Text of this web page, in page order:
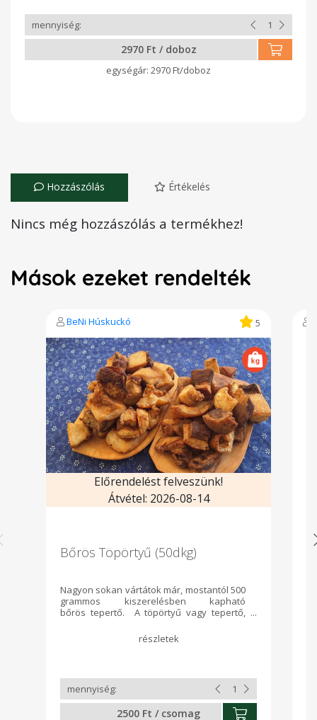
2970 Ft / doboz
2970 Ft/doboz
Hozzászólás Értékelés
Nincs még hozzászólás a termékhez!
Mások ezeket rendelték
BeNi Húskuckó 5
Előrendelést felveszünk!
Átvétel: 2026-08-14
Bőrös Töpörtyű (50dkg)
Nagyon sokan vártátok már, mostantól 500
grammos kiszerelésben kapható
bőrös tepertő. A töpörtyű vagy tepertő,
sertés zsírszalonnájának feldolgozása
során – a szobahőmérsékleten kenhető,
egyenletes kockákra vágott szalonna
kiolvasztott, összesült (töppedt) darabja. A
tepertő a sütést követően is még sok
zsiradékot tartalmaz.2500 Ft / csomag